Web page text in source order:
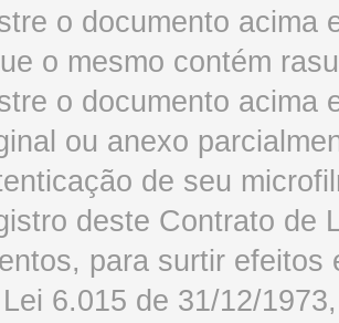
o documento acima
o mesmo contém
o documento acima
ou anexo
de seu
deste Contrato de
para surtir
6.015 de 31/12/